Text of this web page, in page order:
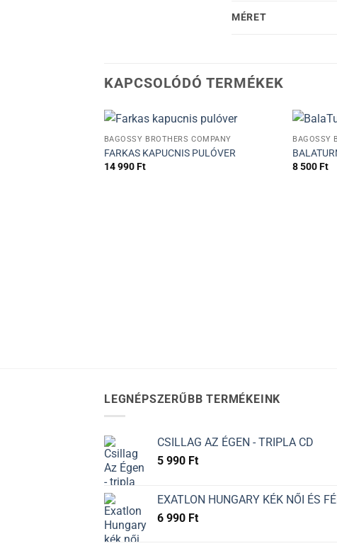
MÉRET
KAPCSOLÓDÓ TERMÉKEK
+
BAGOSSY BROTHERS COMPANY
FARKAS KAPUCNIS PULÓVER
14 990Ft
+
BAGOSSY
8 500Ft
LEGNÉPSZERŰBB TERMÉKEINK
CSILLAG AZ ÉGEN - TRIPLA CD
5 990 Ft
EXATLON HUNGARY KÉK NŐI ÉS
6 990 Ft